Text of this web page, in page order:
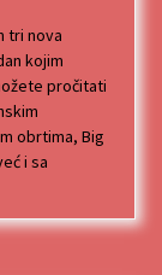
Runway u filmu
ROĐENDAN
tri nova
kojim
pročitati
obrtima, Big
i sa